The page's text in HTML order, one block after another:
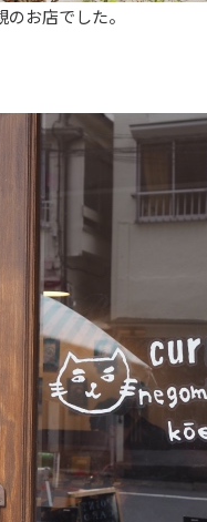
お店でした。